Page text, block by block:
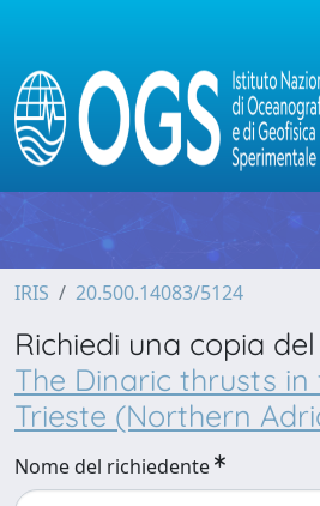
IRIS 20.500.14083/5124
Richiedi una copia
The Dinaric thrusts
Trieste (Northern
Nome del richiedente